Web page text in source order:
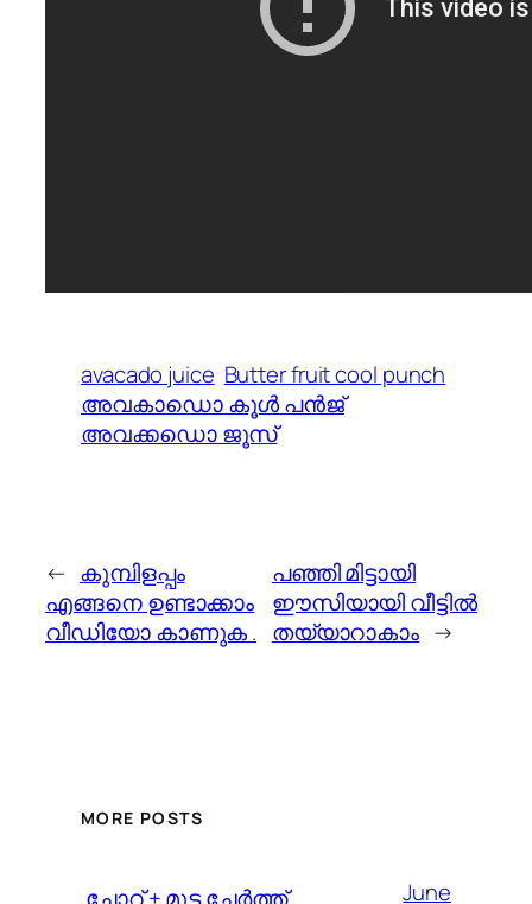
avacado juice Butter fruit cool punch
അവകാഡൊ കൂൾ പൻജ്‌
അവക്കഡൊ ജൂസ്‌
← കുമ്പിളപ്പം
എങ്ങനെ ഉണ്ടാക്കാം
വീഡിയോ കാണുക .
പഞ്ഞി മിട്ടായി
ഈസിയായി വീട്ടിൽ
തയ്യാറാകാം →
MORE POSTS
June